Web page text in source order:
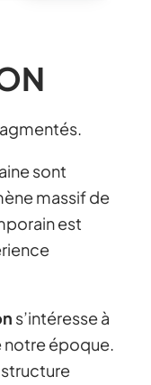
sont
massif de
est
s’intéresse à
époque.